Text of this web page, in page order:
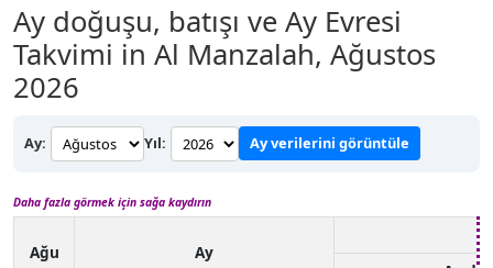
Ay doğuşu, batışı ve Ay Evresi
Takvimi in Al Manzalah, Ağustos
2026
Ay: Yıl: Ay verilerini görüntüle
Daha fazla görmek için sağa kaydırın
Ağu
Ay